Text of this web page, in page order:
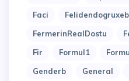
Faci
FermerinRealDostu
Fir
Formul1
Genderb
General